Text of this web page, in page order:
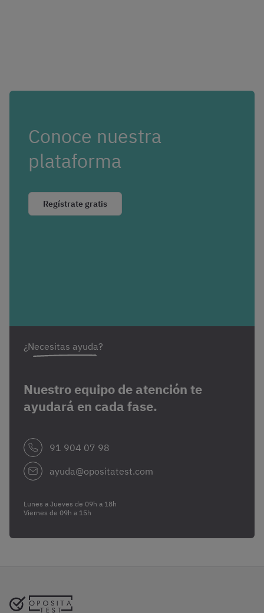
Conoce nuestra
plataforma
Regístrate gratis
¿Necesitas ayuda?
Nuestro equipo de atención te
ayudará en cada fase.
91 904 07 98
ayuda@opositatest.com
Lunes a Jueves de 09h a 18h
Viernes de 09h a 15h